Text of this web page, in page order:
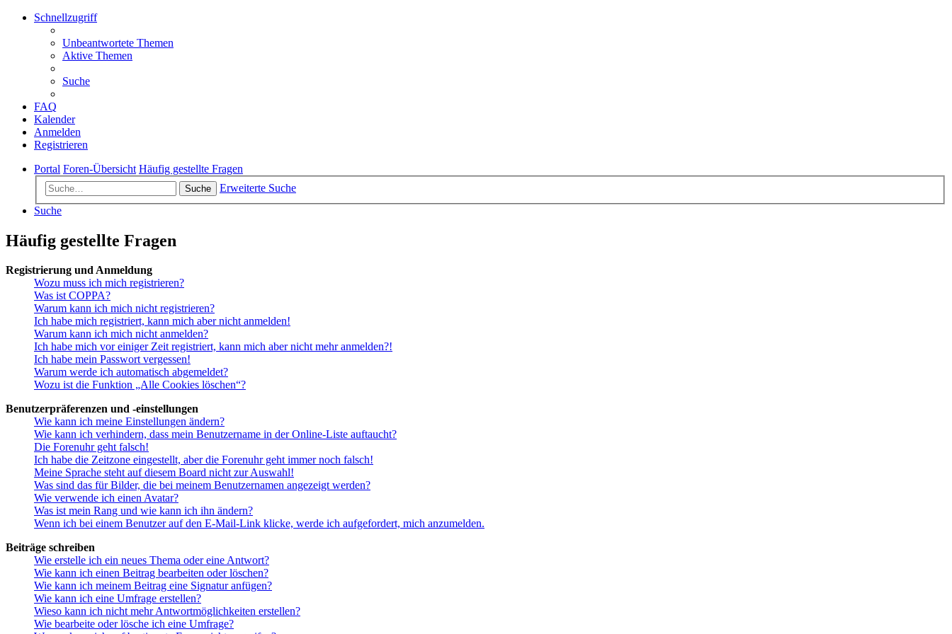
Schnellzugriff
Unbeantwortete Themen
Aktive Themen
Suche
FAQ
Kalender
Anmelden
Registrieren
Portal Foren-Übersicht Häufig gestellte Fragen
Suche
Erweiterte Suche
Suche
Häufig gestellte Fragen
Registrierung und Anmeldung
Wozu muss ich mich registrieren?
Was ist COPPA?
Warum kann ich mich nicht registrieren?
Ich habe mich registriert, kann mich aber nicht anmelden!
Warum kann ich mich nicht anmelden?
Ich habe mich vor einiger Zeit registriert, kann mich aber nicht mehr anmelden?!
Ich habe mein Passwort vergessen!
Warum werde ich automatisch abgemeldet?
Wozu ist die Funktion „Alle Cookies löschen“?
Benutzerpräferenzen und -einstellungen
Wie kann ich meine Einstellungen ändern?
Wie kann ich verhindern, dass mein Benutzername in der Online-Liste auftaucht?
Die Forenuhr geht falsch!
Ich habe die Zeitzone eingestellt, aber die Forenuhr geht immer noch falsch!
Meine Sprache steht auf diesem Board nicht zur Auswahl!
Was sind das für Bilder, die bei meinem Benutzernamen angezeigt werden?
Wie verwende ich einen Avatar?
Was ist mein Rang und wie kann ich ihn ändern?
Wenn ich bei einem Benutzer auf den E-Mail-Link klicke, werde ich aufgefordert, mich anzumelden.
Beiträge schreiben
Wie erstelle ich ein neues Thema oder eine Antwort?
Wie kann ich einen Beitrag bearbeiten oder löschen?
Wie kann ich meinem Beitrag eine Signatur anfügen?
Wie kann ich eine Umfrage erstellen?
Wieso kann ich nicht mehr Antwortmöglichkeiten erstellen?
Wie bearbeite oder lösche ich eine Umfrage?